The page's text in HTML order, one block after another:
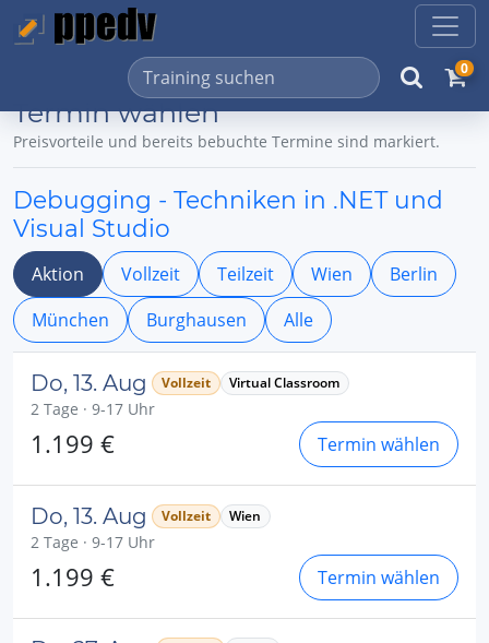
0
Termin wählen
Preisvorteile und bereits bebuchte Termine sind markiert.
Debugging - Techniken in .NET und
Visual Studio
Aktion Vollzeit Teilzeit Wien
Berlin
München
Burghausen Alle
Do, 13. Aug Vollzeit Virtual Classroom
2 Tage · 9-17 Uhr
1.199 € Termin wählen
Do, 13. Aug Vollzeit Wien
2 Tage · 9-17 Uhr
1.199 € Termin wählen